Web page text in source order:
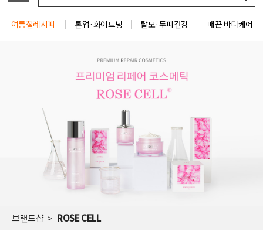
여름철레시피 톤업·화이트닝 탈모·두피건강 매끈 바디케어
브랜드샵 ROSE CELL